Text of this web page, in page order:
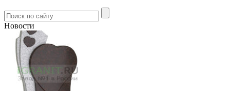
Новости